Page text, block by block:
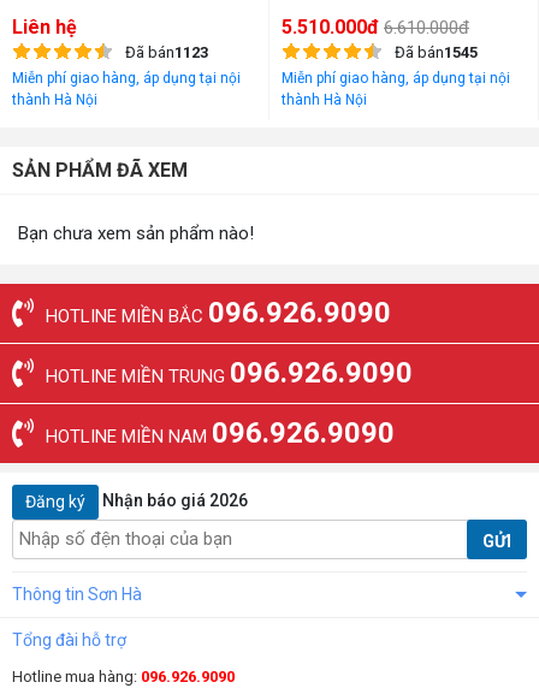
Liên hệ
Đã bán1123
Miễn phí giao hàng, áp dụng tại nội
thành Hà Nội
5.510.000đ 6.610.000đ
Đã bán1545
Miễn phí giao hàng, áp dụng tại nội
thành Hà Nội
SẢN PHẨM ĐÃ XEM
Bạn chưa xem sản phẩm nào!
HOTLINE MIỀN BẮC 096.926.9090
HOTLINE MIỀN TRUNG 096.926.9090
HOTLINE MIỀN NAM 096.926.9090
Đăng ký Nhận báo giá 2026
GỬI
Thông tin Sơn Hà
Tổng đài hỗ trợ
Hotline mua hàng: 096.926.9090